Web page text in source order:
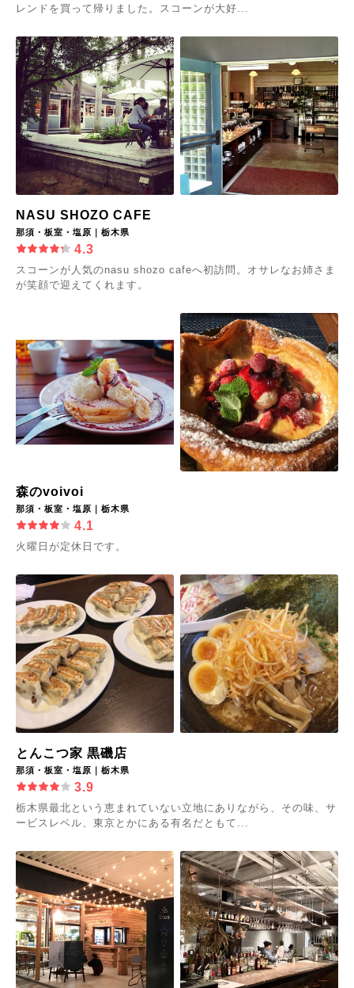
レンドを買って帰りました。スコーンが大好...
NASU SHOZO CAFE
那須・板室・塩原｜栃木県
4.3
スコーンが人気のnasu shozo cafeへ初訪問。オサレなお姉さま
が笑顔で迎えてくれます。
森のvoivoi
那須・板室・塩原｜栃木県
4.1
火曜日が定休日です。
とんこつ家 黒磯店
那須・板室・塩原｜栃木県
3.9
栃木県最北という恵まれていない立地にありながら、その味、サ
ービスレベル、東京とかにある有名だともて...